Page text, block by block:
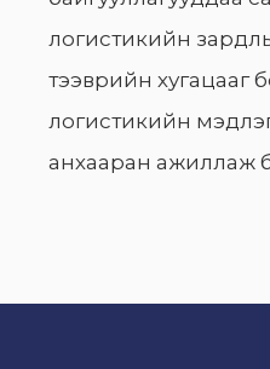
логистикийн
тээврийн хугацааг
логистикийн
анхааран ажиллаж